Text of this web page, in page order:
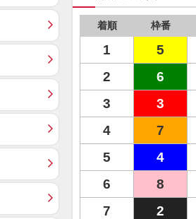
着順 枠番
1 5
2
6
3
3
4
7
5
4
6
8
7
2